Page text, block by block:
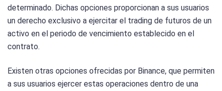
determinado. Dichas opciones proporcionan a sus usuarios
un derecho exclusivo a ejercitar el trading de futuros de un
activo en el periodo de vencimiento establecido en el
contrato.
Existen otras opciones ofrecidas por Binance, que permiten
a sus usuarios ejercer estas operaciones dentro de una